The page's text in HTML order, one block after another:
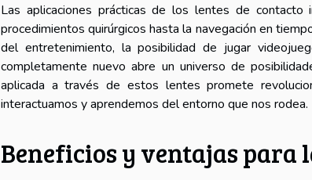
Las aplicaciones prácticas de los lentes de
procedimientos quirúrgicos hasta la navegación en
del entretenimiento, la posibilidad de jugar
completamente nuevo abre un universo de
aplicada a través de estos lentes promete
interactuamos y aprendemos del entorno que nos rodea.
Beneficios y ventajas